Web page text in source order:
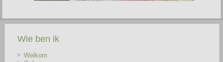
Wie ben ik
Welkom